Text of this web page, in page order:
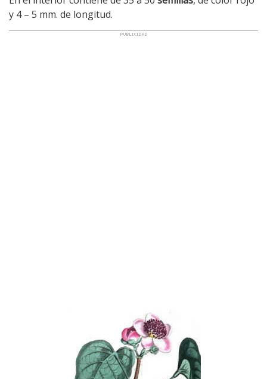
y 4 – 5 mm. de longitud.